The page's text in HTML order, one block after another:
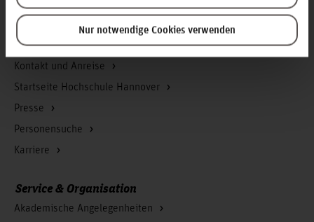
Nur notwendige Cookies verwenden
Infos zur Hochschule
Kontakt und Anreise
Startseite Hochschule Hannover
Presse
Personensuche
Karriere
Service & Organisation
Akademische Angelegenheiten